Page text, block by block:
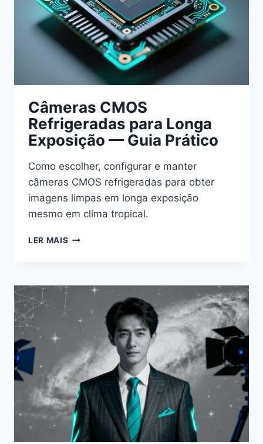
Câmeras CMOS
Refrigeradas para Longa
Exposição — Guia Prático
Como escolher, configurar e manter
câmeras CMOS refrigeradas para obter
imagens limpas em longa exposição
mesmo em clima tropical.
LER MAIS CÂMERAS
LONGA
—
GUIA
PRÁTICO